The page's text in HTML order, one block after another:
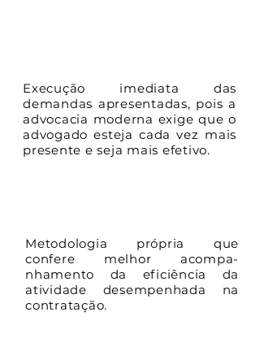
Execução imediata das
demandas apresentadas, pois a
advocacia moderna exige que o
advogado esteja cada vez mais
presente e seja mais efetivo.
Metodologia própria que
confere melhor acompa-
nhamento da eficiência da
atividade desempenhada na
contratação.